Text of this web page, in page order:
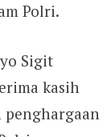
Polri.
Sigit
kasih
penghargaan